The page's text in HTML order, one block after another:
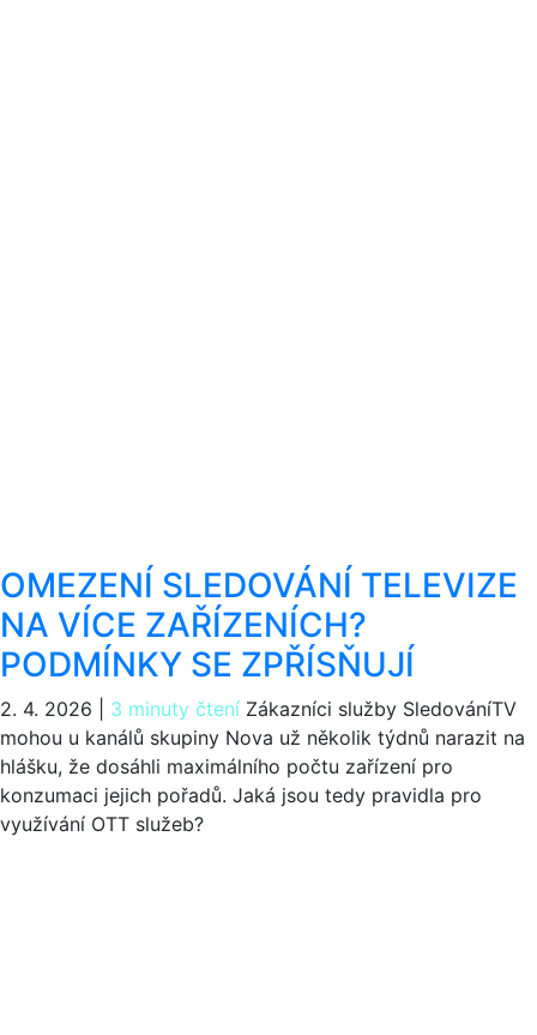
OMEZENÍ SLEDOVÁNÍ TELEVIZE
NA VÍCE ZAŘÍZENÍCH?
PODMÍNKY SE ZPŘÍSŇUJÍ
2. 4. 2026 3 minuty čtení Zákazníci služby SledováníTV
mohou u kanálů skupiny Nova už několik týdnů narazit na
hlášku, že dosáhli maximálního počtu zařízení pro
konzumaci jejich pořadů. Jaká jsou tedy pravidla pro
využívání OTT služeb?